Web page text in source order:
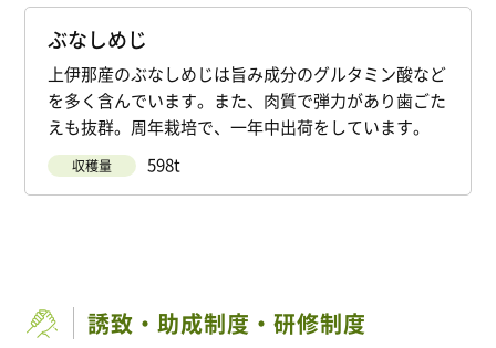
ぶなしめじ
上伊那産のぶなしめじは旨み成分のグルタミン酸など
を多く含んでいます。また、肉質で弾力があり歯ごた
えも抜群。周年栽培で、一年中出荷をしています。
収穫量 598t
誘致・助成制度・研修制度